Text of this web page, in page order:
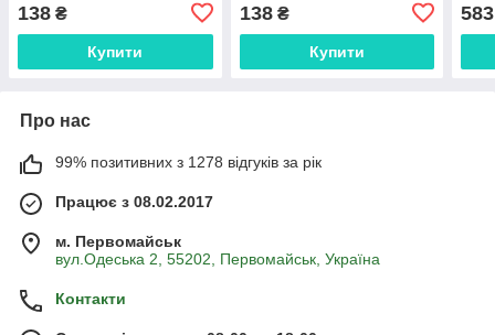
138 ₴
Купити
138₴
Купити
583
Про нас
99% позитивних з 1278 відгуків за рік
Працює з 08.02.2017
м. Первомайськ
вул.Одеська 2, 55202, Первомайськ, Україна
Контакти